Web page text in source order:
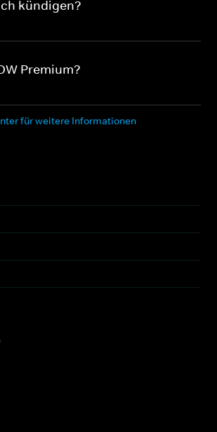
kündigen?
Premium?
für weitere Informationen